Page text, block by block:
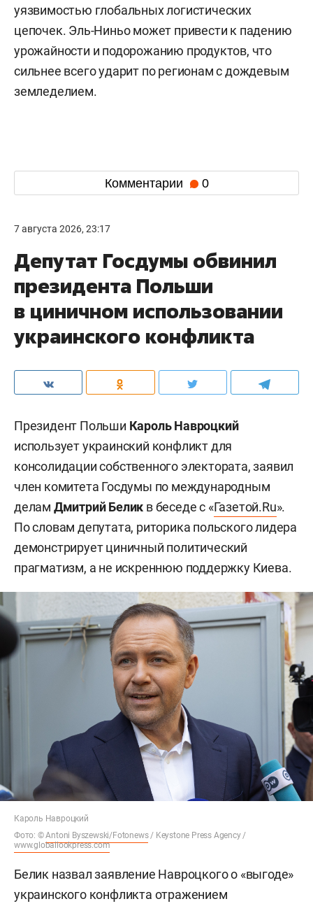
уязвимостью глобальных логистических
цепочек. Эль-Ниньо может привести к падению
урожайности и подорожанию продуктов, что
сильнее всего ударит по регионам с дождевым
земледелием.
Комментарии 0
7 августа 2026, 23:17
Депутат Госдумы обвинил
президента Польши
в циничном использовании
украинского конфликта
Президент Польши Кароль Навроцкий
использует украинский конфликт для
консолидации собственного электората, заявил
член комитета Госдумы по международным
делам Дмитрий Белик в беседе с «Газетой.Ru».
По словам депутата, риторика польского лидера
демонстрирует циничный политический
прагматизм, а не искреннюю поддержку Киева.
Кароль Навроцкий
Фото: ©Antoni Byszewski/Fotonews/ Keystone Press Agency /
www.globallookpress.com
Белик назвал заявление Навроцкого о «выгоде»
украинского конфликта отражением